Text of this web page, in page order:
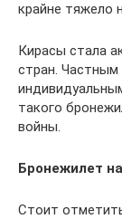
крайне тяжело
Кирасы стала
стран. Частным
такого
войны.
Бронежилет
Стоит